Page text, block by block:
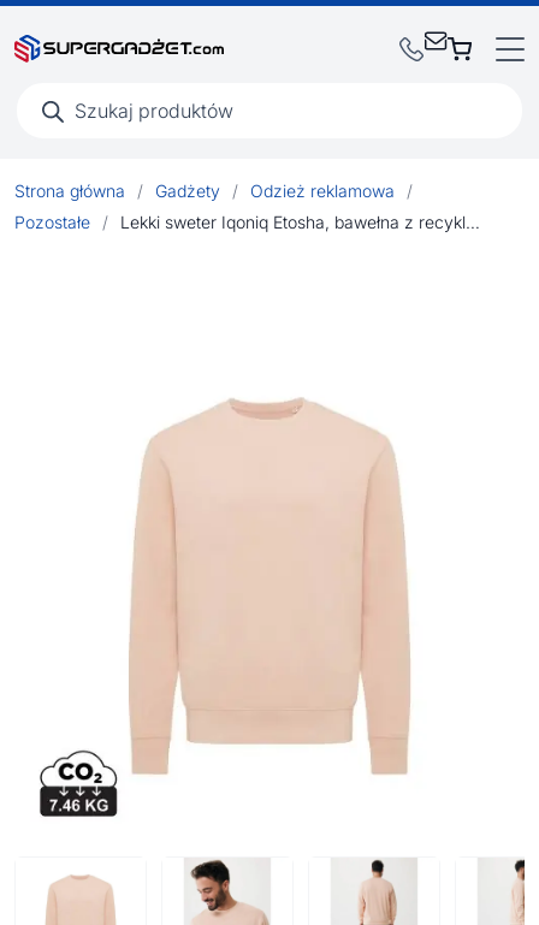
produktów
Strona główna / Gadżety / Odzież reklamowa
/
Pozostałe
/ Lekki sweter Iqoniq Etosha, bawełna z recyklingu